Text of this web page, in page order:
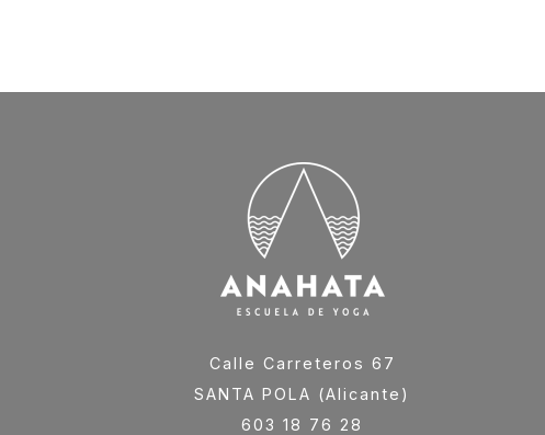
Calle Carreteros 67
SANTA POLA (Alicante)
603 18 76 28